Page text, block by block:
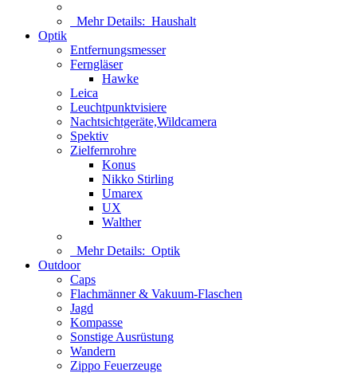
Mehr Details: Haushalt
Optik
Entfernungsmesser
Ferngläser
Hawke
Leica
Leuchtpunktvisiere
Nachtsichtgeräte,Wildcamera
Spektiv
Zielfernrohre
Konus
Nikko Stirling
Umarex
UX
Walther
Mehr Details: Optik
Outdoor
Caps
Flachmänner & Vakuum-Flaschen
Jagd
Kompasse
Sonstige Ausrüstung
Wandern
Zippo Feuerzeuge